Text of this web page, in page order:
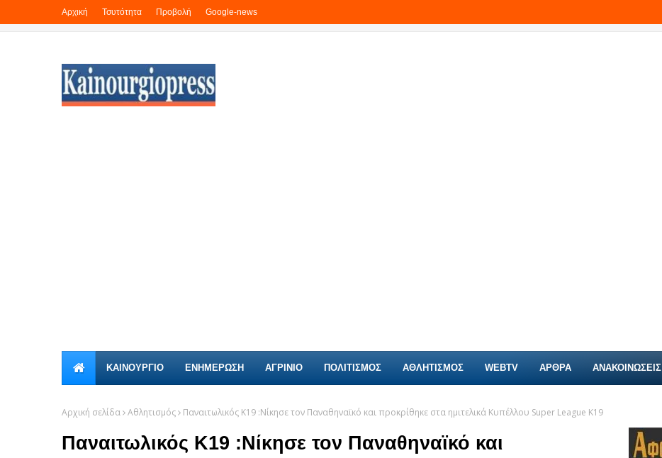
Αρχική Τσυτότητα Προβολή Google-news
ΚΑΙΝΟΎΡΓΙΟ ΕΝΗΜΕΡΩΣΗ ΑΓΡΙΝΙΟ ΠΟΛΙΤΙΣΜΟΣ ΑΘΛΗΤΙΣΜΟΣ WEBTV ΑΡΘΡΑ ΑΝΑΚΟΙΝΩΣΕΙΣ
Αρχική σελίδα Αθλητισμός Παναιτωλικός Κ19 :Νίκησε τον Παναθηναϊκό και προκρίθηκε στα ημιτελικά Κυπέλλου Super League Κ19
Παναιτωλικός Κ19 :Νίκησε τον Παναθηναϊκό και